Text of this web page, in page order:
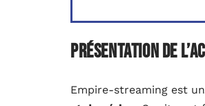
Présentation de
Empire-streaming est